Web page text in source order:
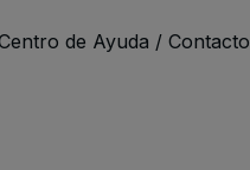
de Ayuda / Contacto